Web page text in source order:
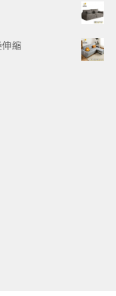
伸縮